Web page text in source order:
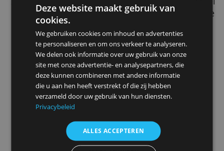
We gebruiken cookies voor vele
gebruiken ze om bijvoorbeeld uw veilig
voorkeuren te onthouden, de advertenties
ziet relevanter voor u te maken, te tellen
bezoekers we op een pagina ontvangen,
helpen bij het aanmelden voor onze
om uw gegevens te beschermen, of om
advertentieinstellingenherinneren.
Advertenties personaliseren
Deze website maakt gebruik van
cookies.
We gebruiken cookies om inhoud en advertenties
te personaliseren en om ons verkeer te analyseren.
We delen ook informatie over uw gebruik van onze
site met onze advertentie- en analysepartners, die
deze kunnen combineren met andere informatie
die u aan hen heeft verstrekt of die zij hebben